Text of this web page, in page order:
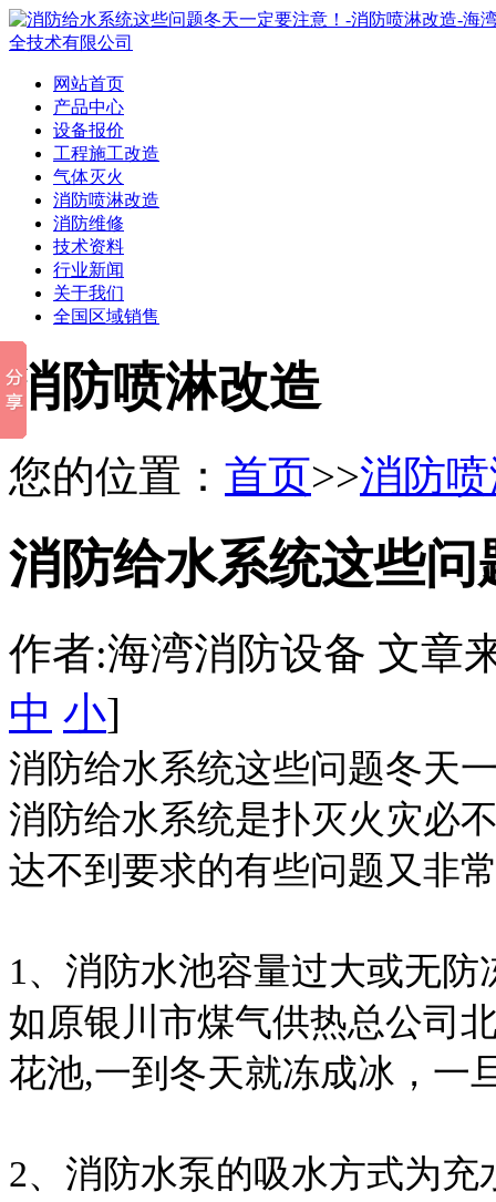
网站首页
产品中心
设备报价
工程施工改造
气体灭火
消防喷淋改造
消防维修
技术资料
行业新闻
关于我们
全国区域销售
消防喷淋改造
您的位置： 首页>>消防
消防给水系统这些
作者:海湾消防设备 文章
中 小]
消防给水系统这些问题冬天
消防给水系统是扑灭火灾必
达不到要求的有些问题又非
1、消防水池容量过大或无防
如原银川市煤气供热总公司
花池,一到冬天就冻成冰，一
2、消防水泵的吸水方式为充